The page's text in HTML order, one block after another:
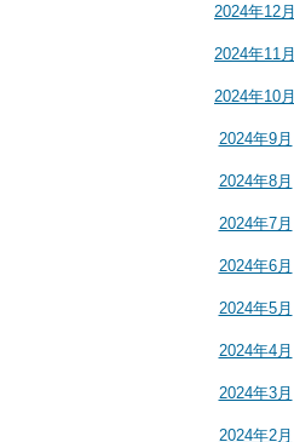
2024年12月
2024年11月
2024年10月
2024年9月
2024年8月
2024年7月
2024年6月
2024年5月
2024年4月
2024年3月
2024年2月